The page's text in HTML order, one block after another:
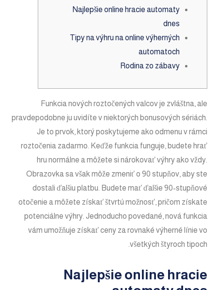
Najlepšie online hracie automaty
dnes
Tipy na výhru na online výherných
automatoch
Rodina zo zábavy
Funkcia nových roztočených valcov je zvláštna, ale
pravdepodobne ju uvidíte v niektorých bonusových sériách.
Je to prvok, ktorý poskytujeme ako odmenu v rámci
roztočenia zadarmo. Keďže funkcia funguje, budete hrať
hru normálne a môžete si nárokovať výhry ako vždy.
Obrazovka sa však môže zmeniť o 90 stupňov, aby ste
dostali ďalšiu platbu. Budete mať ďalšie 90-stupňové
otočenie a môžete získať štvrtú možnosť, pričom získate
potenciálne výhry. Jednoducho povedané, nová funkcia
vám umožňuje získať ceny za rovnaké výherné línie vo
všetkých štyroch tipoch.
Najlepšie online hracie